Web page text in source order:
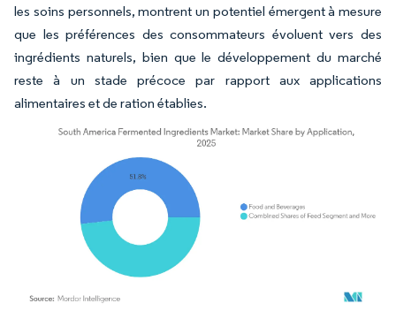
les soins personnels, montrent un potentiel émergent à mesure
que les préférences des consommateurs évoluent vers des
ingrédients naturels, bien que le développement du marché
reste à un stade précoce par rapport aux applications
alimentaires et de ration établies.